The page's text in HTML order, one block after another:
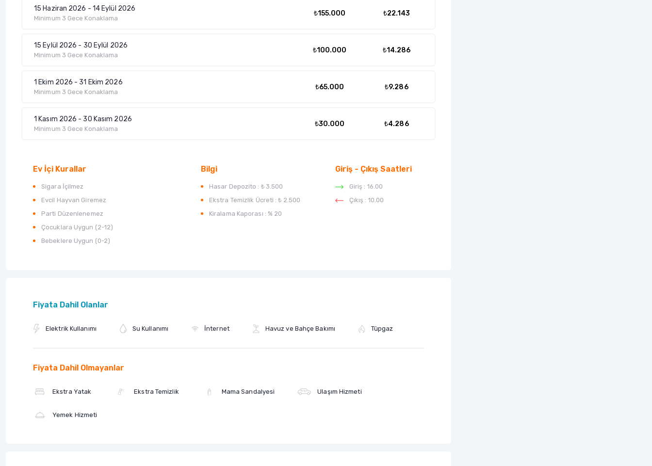
15 Haziran 2026 - 14 Eylül 2026
Minimum 3 Gece Konaklama
₺155.000 ₺22.143
15 Eylül 2026 - 30 Eylül 2026
Minimum 3 Gece Konaklama
₺100.000 ₺14.286
1 Ekim 2026 - 31 Ekim 2026
Minimum 3 Gece Konaklama
₺65.000 ₺9.286
1 Kasım 2026 - 30 Kasım 2026
Minimum 3 Gece Konaklama
₺30.000 ₺4.286
Ev İçi Kurallar
Sigara İçilmez
Evcil Hayvan Giremez
Parti Düzenlenemez
Çocuklara Uygun (2-12)
Bebeklere Uygun (0-2)
Bilgi
Hasar Depozito : ₺ 3.500
Ekstra Temizlik Ücreti :₺ 2.500
Kiralama Kaporası : % 20
Giriş - Çıkış Saatleri
Giriş : 16.00
Çıkış : 10.00
Fiyata Dahil Olanlar
Elektrik Kullanımı Su Kullanımı İnternet Havuz ve Bahçe Bakımı Tüpgaz
Fiyata Dahil Olmayanlar
Ekstra Yatak Ekstra Temizlik Mama Sandalyesi Ulaşım Hizmeti
Yemek Hizmeti